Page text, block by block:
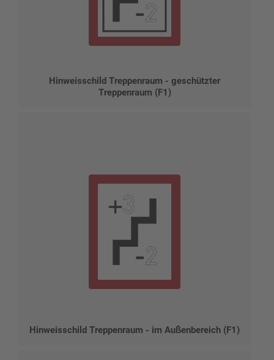
Hinweisschild Treppenraum - geschützter
Treppenraum (F1)
Hinweisschild Treppenraum - im Außenbereich (F1)